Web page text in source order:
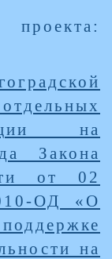
проекта:
на
Закона
от 02
ОД «О
на